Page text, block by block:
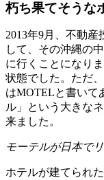
朽ち果てそうな
2013年9月、不動
して、その沖縄の
に行くことになり
状態でした。ただ
はMOTELと書いて
ル」という大きな
来ました。
モーテルが日本で
ホテルが建てられ